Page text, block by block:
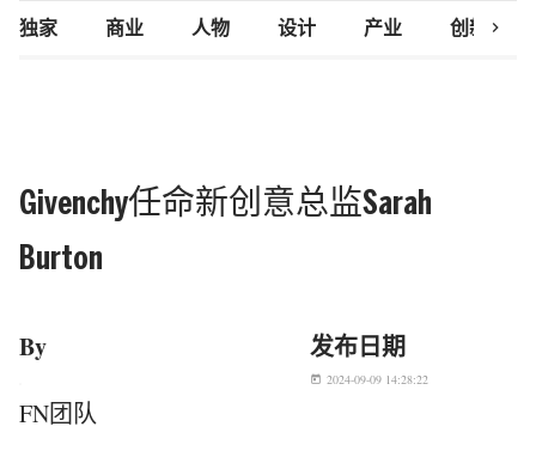
独家 商业 人物 设计 产业 创新研究
chevron_right
Givenchy任命新创意总监Sarah
Burton
By
FN团队
发布日期
today 2024-09-09 14:28:22